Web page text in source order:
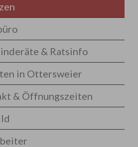
& Ratsinfo
in Ottersweier
& Öffnungszeiten